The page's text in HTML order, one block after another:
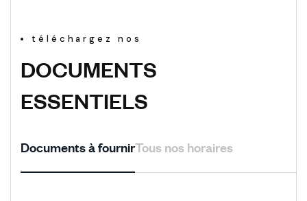
t é l é c harge z n o s
DOCUMENTS
ESSENTIELS
Documents à fournirTous nos horaires